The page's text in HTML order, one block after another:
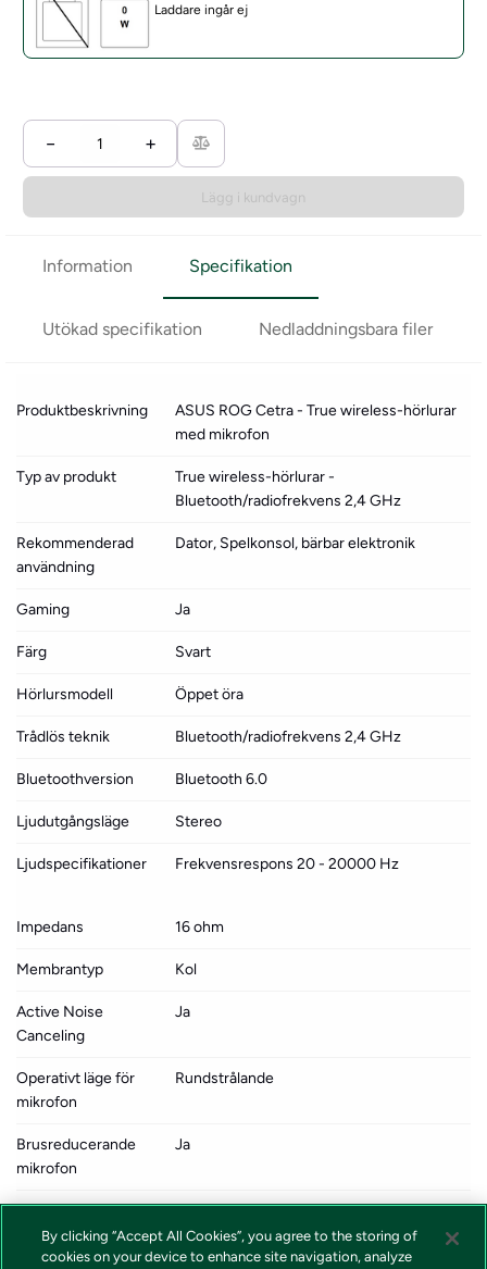
Laddare ingår ej
− +
Lägg i kundvagn
Information Specifikation
Utökad specifikation Nedladdningsbara filer
Produktbeskrivning
ASUS ROG Cetra - True wireless-hörlurar
med mikrofon
Typ av produkt
True wireless-hörlurar -
Bluetooth/radiofrekvens 2,4 GHz
Rekommenderad
användning
Dator, Spelkonsol, bärbar elektronik
Gaming Ja
Färg Svart
Hörlursmodell Öppet öra
Trådlös teknik Bluetooth/radiofrekvens 2,4 GHz
Bluetoothversion Bluetooth 6.0
Ljudutgångsläge Stereo
Ljudspecifikationer Frekvensrespons 20 - 20000 Hz
Impedans 16 ohm
Membrantyp Kol
Active Noise
Canceling
Ja
Operativt läge för
mikrofon
Rundstrålande
Brusreducerande
mikrofon
Ja
Inkluderade
mikrofoner
4
By clicking “Accept All Cookies”, you agree to the storing of
cookies on your device to enhance site navigation, analyze